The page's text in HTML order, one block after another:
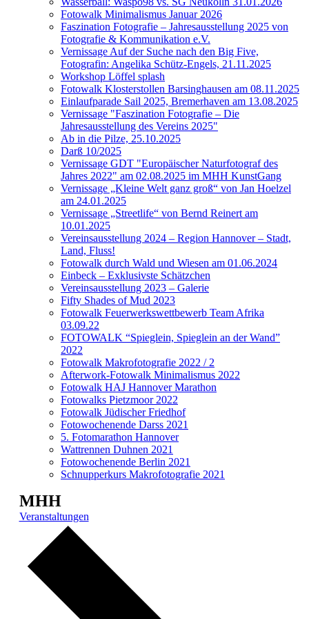
Fotowalk Minimalismus Januar 2026
Faszination Fotografie – Jahresausstellung 2025 von
Fotografie & Kommunikation e.V.
Vernissage Auf der Suche nach den Big Five,
Fotografin: Angelika Schütz-Engels, 21.11.2025
Workshop Löffel splash
Fotowalk Klosterstollen Barsinghausen am 08.11.2025
Einlaufparade Sail 2025, Bremerhaven am 13.08.2025
Vernissage "Faszination Fotografie – Die
Jahresausstellung des Vereins 2025"
Ab in die Pilze, 25.10.2025
Darß 10/2025
Vernissage GDT "Europäischer Naturfotograf des
Jahres 2022" am 02.08.2025 im MHH KunstGang
Vernissage „Kleine Welt ganz groß“ von Jan Hoelzel
am 24.01.2025
Vernissage „Streetlife“ von Bernd Reinert am
10.01.2025
Vereinsausstellung 2024 – Region Hannover – Stadt,
Land, Fluss!
Fotowalk durch Wald und Wiesen am 01.06.2024
Einbeck – Exklusivste Schätzchen
Vereinsausstellung 2023 – Galerie
Fifty Shades of Mud 2023
Fotowalk Feuerwerkswettbewerb Team Afrika
03.09.22
FOTOWALK “Spieglein, Spieglein an der Wand”
2022
Fotowalk Makrofotografie 2022 / 2
Afterwork-Fotowalk Minimalismus 2022
Fotowalk HAJ Hannover Marathon
Fotowalks Pietzmoor 2022
Fotowalk Jüdischer Friedhof
Fotowochenende Darss 2021
5. Fotomarathon Hannover
Wattrennen Duhnen 2021
Fotowochenende Berlin 2021
Schnupperkurs Makrofotografie 2021
MHH
Veranstaltungen